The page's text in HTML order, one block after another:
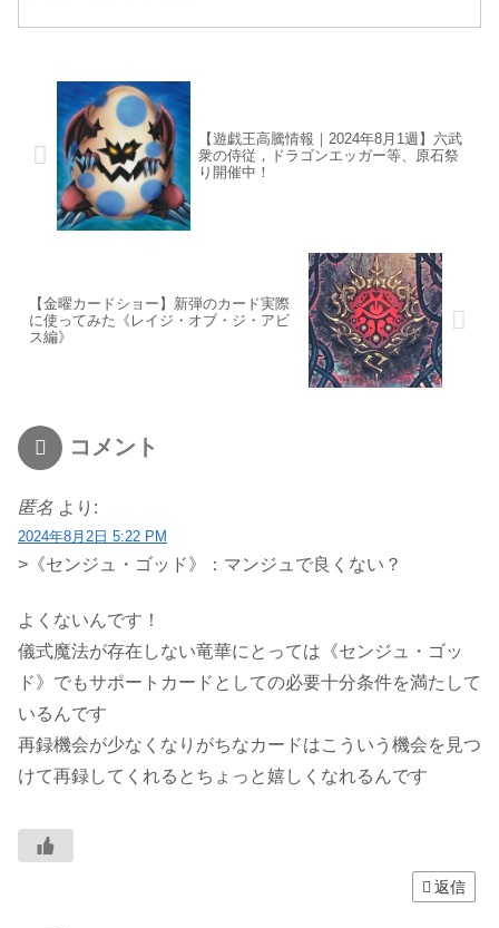
【遊戯王高騰情報｜2024年8月1週】六武
衆の侍従，ドラゴンエッガー等、原石祭
り開催中！
【金曜カードショー】新弾のカード実際
に使ってみた《レイジ・オブ・ジ・アビ
ス編》
コメント
匿名 より:
2024年8月2日 5:22 PM
>《センジュ・ゴッド》：マンジュで良くない？
よくないんです！
儀式魔法が存在しない竜華にとっては《センジュ・ゴッ
ド》でもサポートカードとしての必要十分条件を満たして
いるんです
再録機会が少なくなりがちなカードはこういう機会を見つ
けて再録してくれるとちょっと嬉しくなれるんです
返信